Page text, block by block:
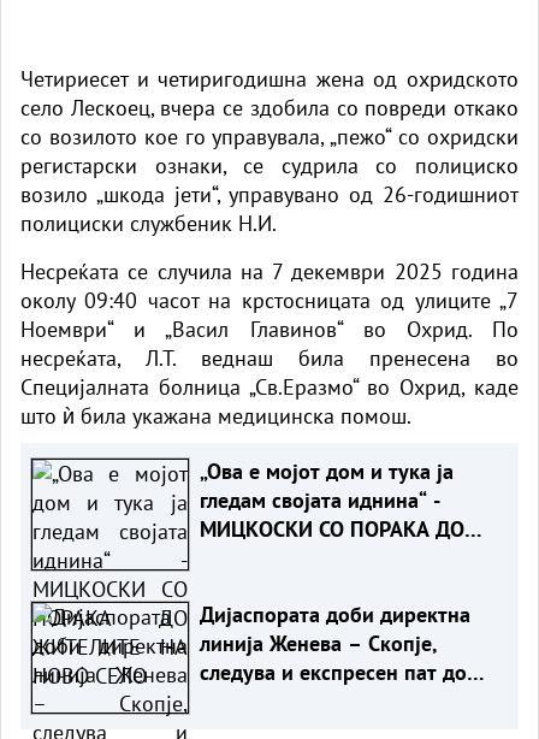
Четириесет и четиригодишна жена од охридското
село Лескоец, вчера се здобила со повреди откако
со возилото кое го управувала, „пежо“ со охридски
регистарски ознаки, се судрила со полициско
возило „шкода јети“, управувано од 26-годишниот
полициски службеник Н.И.
Несреќата се случила на 7 декември 2025 година
околу 09:40 часот на крстосницата од улиците „7
Ноември“ и „Васил Главинов“ во Охрид. По
несреќата, Л.Т. веднаш била пренесена во
Специјалната болница „Св.Еразмо“ во Охрид, каде
што ѝ била укажана медицинска помош.
„Ова е мојот дом и тука ја
гледам својата иднина“ -
МИЦКОСКИ СО ПОРАКА ДО
Дијаспората доби директна
линија Женева – Скопје,
следува и експресен пат до